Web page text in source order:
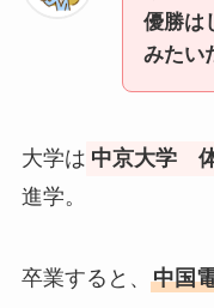
優勝は
みたい
大学は 中京大学
進学。
卒業すると、 中国